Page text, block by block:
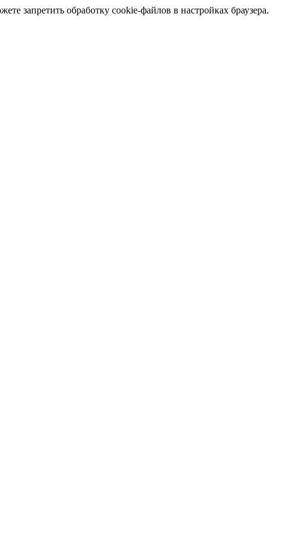
запретить обработку cookie-файлов в настройках браузера.